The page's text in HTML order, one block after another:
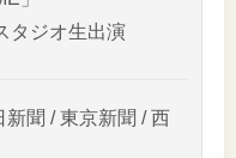
タジオ生出演
新聞 / 東京新聞 / 西